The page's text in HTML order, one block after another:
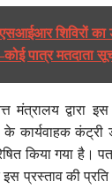
शिविरों का
पात्र मतदाता
मंत्रालय द्वारा
के कार्यवाहक
किया गया है।
प्रस्ताव की